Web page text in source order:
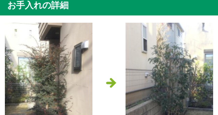
お手入れの詳細